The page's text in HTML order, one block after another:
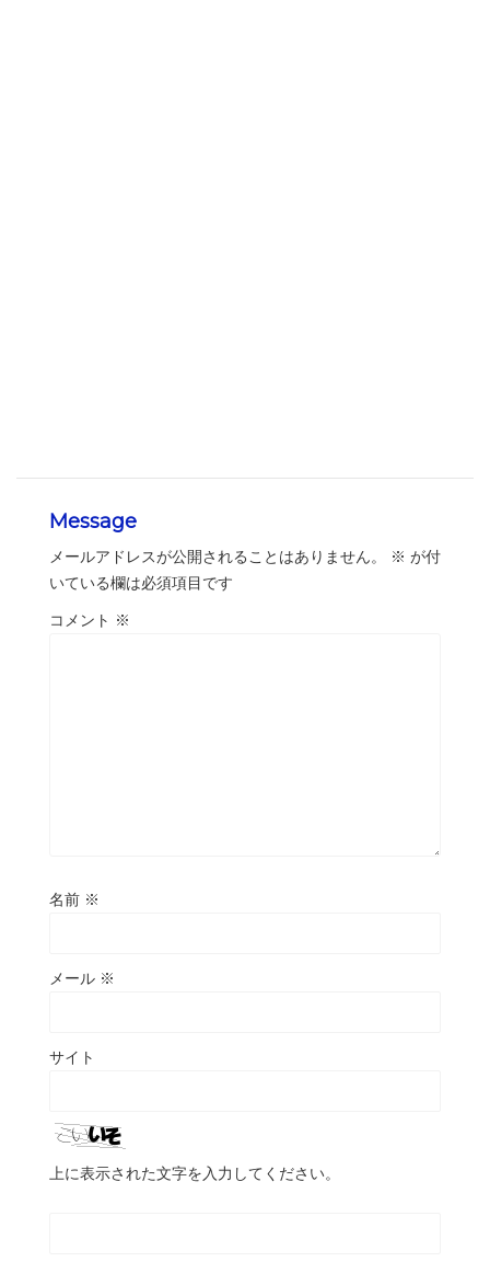
Message
メールアドレスが公開されることはありません。 ※ が付
いている欄は必須項目です
コメント ※
名前 ※
メール ※
サイト
上に表示された文字を入力してください。